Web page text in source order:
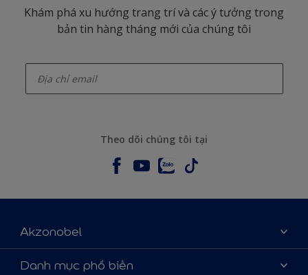
Khám phá xu hướng trang trí và các ý tưởng trong
bản tin hàng tháng mới của chúng tôi
Theo dõi chúng tôi tại
Akzonobel
Giới thiệu về AkzoNobel
Danh mục phổ biến